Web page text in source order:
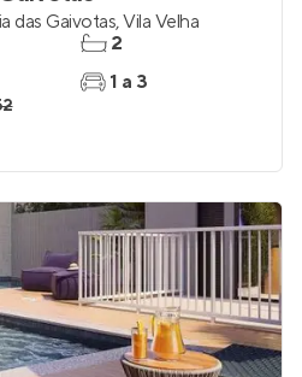
das Gaivotas,Vila Velha
2
1 a 3